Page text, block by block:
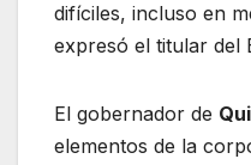
difíciles, incluso en
expresó el titular del
El gobernador de
elementos de la